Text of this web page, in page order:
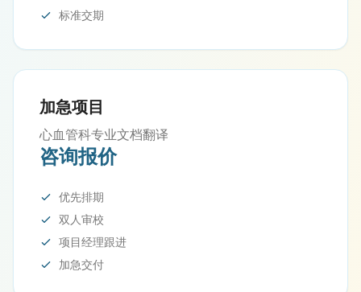
标准交期
加急项目
心血管科专业文档翻译
咨询报价
优先排期
双人审校
项目经理跟进
加急交付